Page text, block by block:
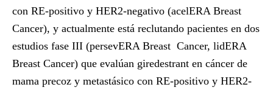
con RE-positivo y HER2-negativo (acelERA Breast
Cancer), y actualmente está reclutando pacientes en dos
estudios fase III (persevERA Breast Cancer, lidERA
Breast Cancer) que evalúan giredestrant en cáncer de
mama precoz y metastásico con RE-positivo y HER2-